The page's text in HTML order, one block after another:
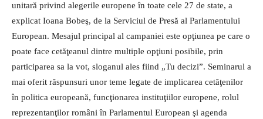
unitară privind alegerile europene în toate cele 27 de state, a
explicat Ioana Bobeş, de la Serviciul de Presă al Parlamentului
European. Mesajul principal al campaniei este opţiunea pe care o
poate face cetăţeanul dintre multiple opţiuni posibile, prin
participarea sa la vot, sloganul ales fiind „Tu decizi”. Seminarul a
mai oferit răspun­suri unor teme legate de implicarea cetăţenilor
în politica europeană, funcţionarea instituţiilor europene, rolul
reprezentanţilor români în Parlamentul European şi agenda